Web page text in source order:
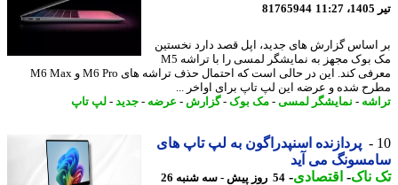
81765944
گزارش های جدید، اپل قصد دارد نخستین
مک بوک مجهز به نمایشگر لمسی را با تراشه M5
معرفی کند. این در حالی است که احتمال حذف تراشه های M6 Pro و M6 Max
شده و عرضه این لپ تاپ برای اواخر ...
-نمایشگر لمسی-مک بوک -گزارش -عرضه-جدید-لپ تاپ
پردازنده اسنپدراگون به لپ تاپ های
می آید
-اقتصادی-
54 روز پیش - سه شنبه 26